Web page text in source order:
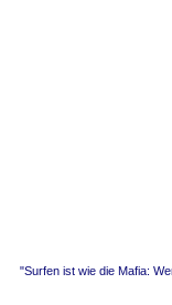
"Surfen ist wie die Mafia: